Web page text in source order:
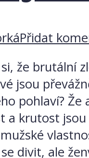
Přidat
že brutální
jsou
pohlaví? Že
a krutost jsou
divit, ale